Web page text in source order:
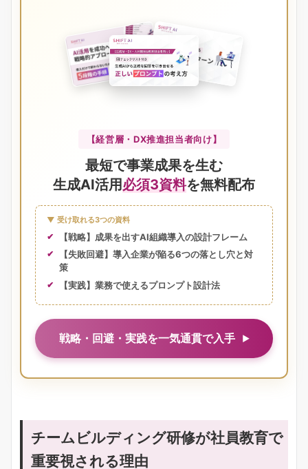
【経営層・DX推進担当者向け】
最短で事業成果を生む
生成AI活用必須3資料を無料配布
▼ 受け取れる3つの資料
【戦略】成果を出すAI組織導入の設計フレーム
【失敗回避】導入企業が陥る6つの落とし穴と対
策
【実践】業務で使えるプロンプト設計法
戦略・回避・実践を一気通貫で入手
チームビルディング研修が社員教育で
重要視される理由